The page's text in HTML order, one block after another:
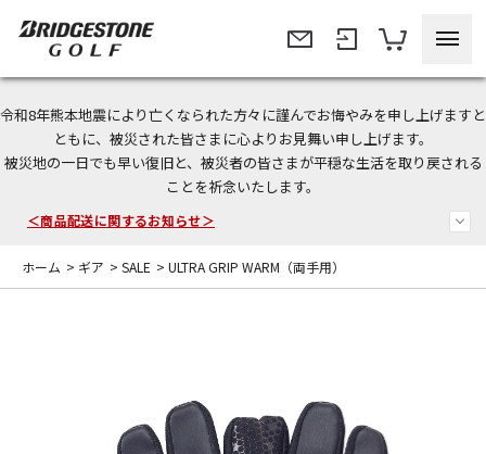
令和8年熊本地震により亡くなられた方々に謹んでお悔やみを申し上げますと
ともに、被災された皆さまに心よりお見舞い申し上げます。
被災地の一日でも早い復旧と、被災者の皆さまが平穏な生活を取り戻される
ことを祈念いたします。
＜夏季休暇中のご注文・発送・お問い合わせ＞
今なら新規会員登録で1,000円OFFクーポンプレゼント！
＜商品配送に関するお知らせ＞
ホーム > ギア > SALE > ULTRA GRIP WARM（両手用）